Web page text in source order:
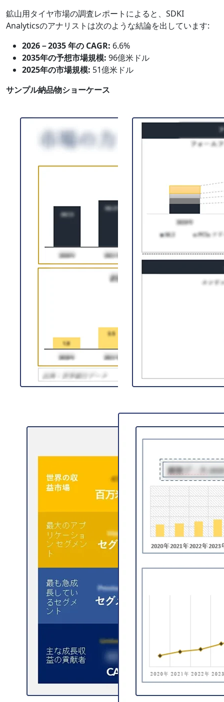
鉱山用タイヤ市場の調査レポートによると、SDKI
Analyticsのアナリストは次のような結論を出しています:
2026－2035 年の CAGR: 6.6%
2035年の予想市場規模: 96億米ドル
2025年の市場規模: 51億米ドル
サンプル納品物ショーケース